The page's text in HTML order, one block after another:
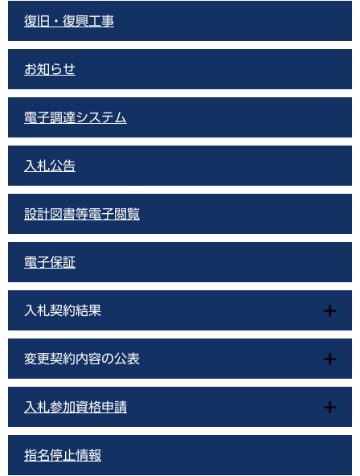
復旧・復興工事
お知らせ
電子調達システム
入札公告
設計図書等電子閲覧
電子保証
入札契約結果
変更契約内容の公表
入札参加資格申請
指名停止情報